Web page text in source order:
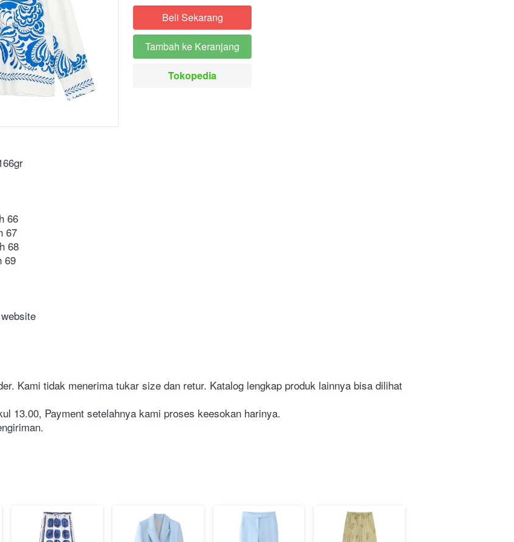
`Beli Sekarang
`
Tambah ke Keranjang
`
Tokopedia
66⁣
67⁣
68⁣
69⁣
Kami tidak menerima tukar size dan retur. Katalog lengkap produk lainnya bisa dilihat
13.00, Payment setelahnya kami proses keesokan harinya.